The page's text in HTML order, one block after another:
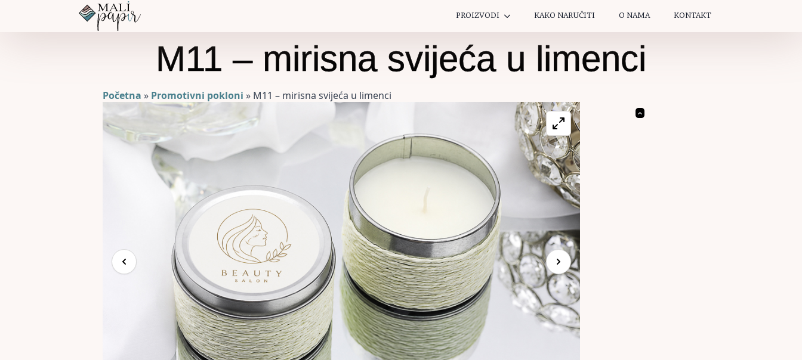
PROIZVODI KAKO NARUČITI O NAMA KONTAKT
M11 – mirisna svijeća u limenci
Početna » Promotivni pokloni » M11 – mirisna svijeća u limenci